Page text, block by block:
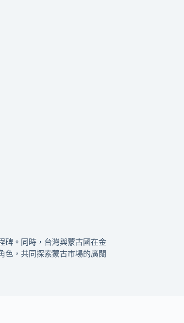
碑。同時，台灣與蒙古國在金
色，共同探索蒙古市場的廣闊